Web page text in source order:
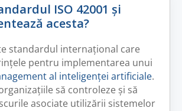
ISO 42001 și
acesta?
standardul internațional care
pentru implementarea unui
al inteligenței artificiale.
să controleze și să
asociate utilizării sistemelor